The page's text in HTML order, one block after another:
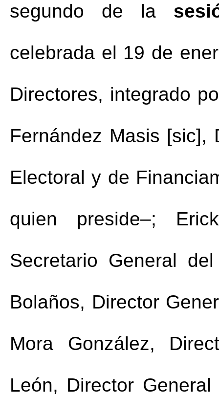
segundo de la
celebrada el 19 de
Directores, integrado
Fernández Masis [sic],
Electoral y de
quien preside–;
Bolaños, Director
Mora González,
León, Director